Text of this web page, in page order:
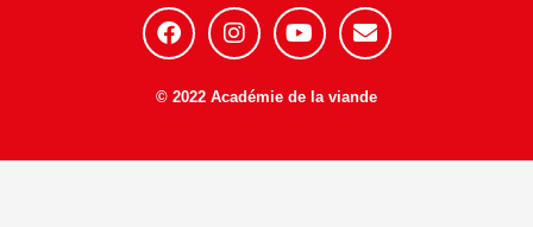
F
a
c
e
b
o
I
n
s
t
a
r
Y
o
u
t
u
e
E
n
v
e
l
p
© 2022 Académie de la viande